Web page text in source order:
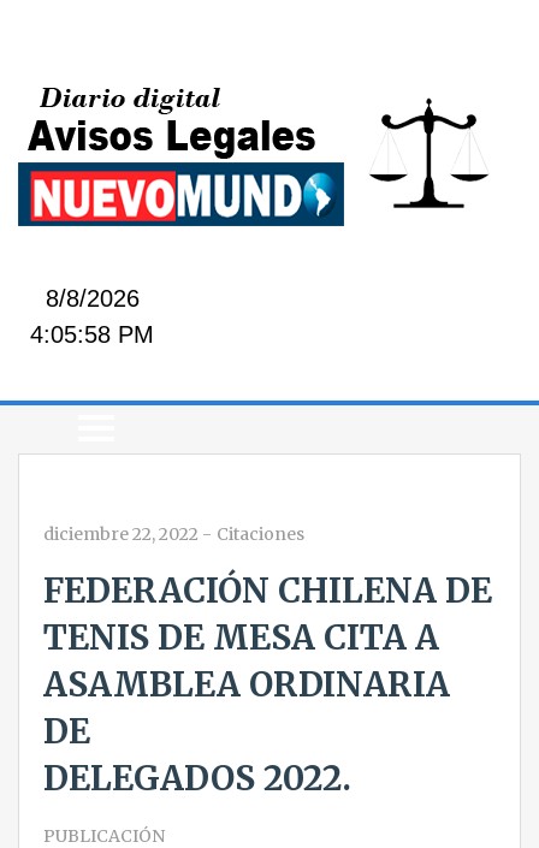
8/8/2026
4:05:58 PM
diciembre 22, 2022 - Citaciones
FEDERACIÓN CHILENA DE
TENIS DE MESA CITA A
ASAMBLEA ORDINARIA
DE
DELEGADOS 2022.
PUBLICACIÓN